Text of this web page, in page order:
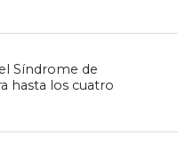
Síndrome de
hasta los cuatro